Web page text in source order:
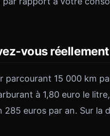
vous
parcourant 15 000 km
à 1,80 euro le
285 euros par an. Sur